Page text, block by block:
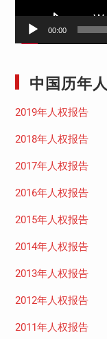
00:00
中国历年
2019年人权报告
2018年人权报告
2017年人权报告
2016年人权报告
2015年人权报告
2014年人权报告
2013年人权报告
2012年人权报告
2011年人权报告